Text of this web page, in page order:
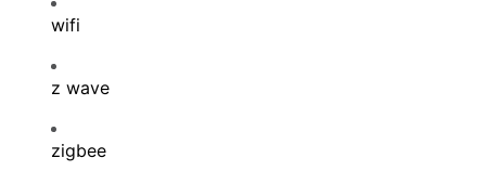
wifi
z wave
zigbee